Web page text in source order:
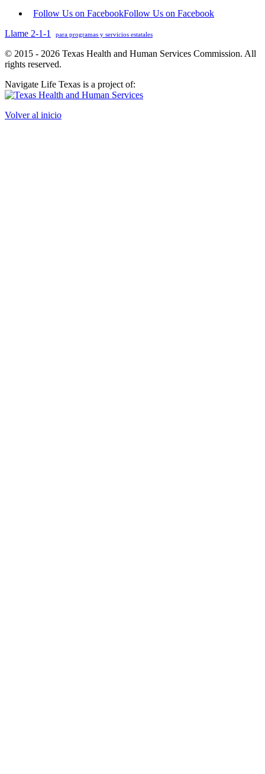
Follow Us on FacebookFollow Us on Facebook
Llame 2-1-1
para programas y servicios estatales
© 2015 - 2026 Texas Health and Human Services Commission. All
rights reserved.
Navigate Life Texas is a project of:
Volver al inicio